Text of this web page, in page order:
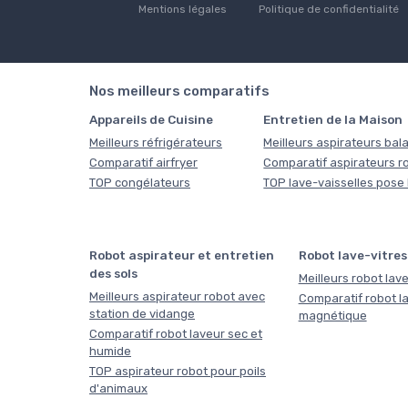
Mentions légales Politique de confidentialité
Nos meilleurs comparatifs
Appareils de Cuisine
Meilleurs réfrigérateurs
Comparatif airfryer
TOP congélateurs
Entretien de la Maison
Meilleurs aspirateurs
Comparatif aspirateurs
TOP lave-vaisselles pose
Robot aspirateur et entretien
des sols
Meilleurs aspirateur robot avec
station de vidange
Comparatif robot laveur sec et
humide
TOP aspirateur robot pour poils
d'animaux
Robot lave-vitres
Meilleurs robot
Comparatif robot
magnétique